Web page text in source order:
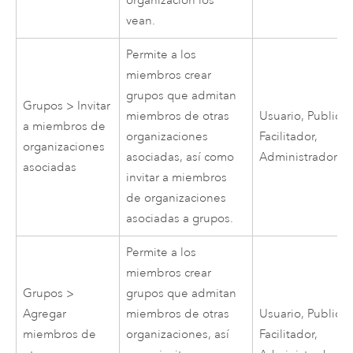
vean.
Grupos > Invitar
a miembros de
organizaciones
asociadas
Permite a los
miembros crear
grupos que admitan
miembros de otras
organizaciones
asociadas, así como
invitar a miembros
de organizaciones
asociadas a grupos.
Usuario,
Facilitador,
Administrador
Grupos >
Agregar
miembros de
Permite a los
miembros crear
grupos que admitan
miembros de otras
organizaciones, así
Usuario,
Facilitador,